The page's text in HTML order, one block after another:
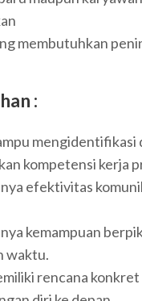
membutuhkan
:
mengidentifikasi
kompetensi kerja
efektivitas
kemampuan
waktu.
rencana